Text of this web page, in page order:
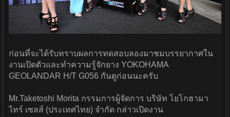
ก่อนที่จะได้รับทราบผลการทดสอบลองมาชมบรรยากาศใน
งานเปิดตัวและทำความรู้จักยาง YOKOHAMA
GEOLANDAR H/T G056 กันดูก่อนนะครับ
Mr.Taketoshi Morita กรรมการผู้จัดการ บริษัท โยโกฮามา
ไทร์ เซลส์ (ประเทศไทย) จำกัด กล่าวเปิดงาน